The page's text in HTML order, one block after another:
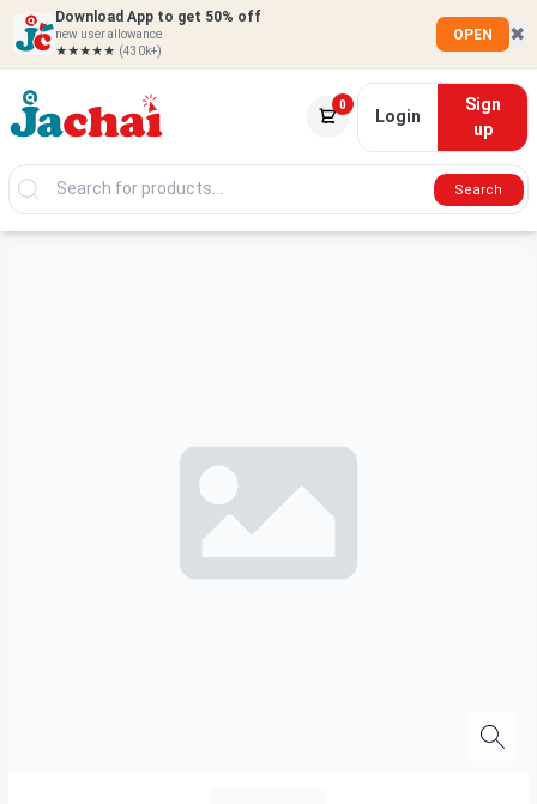
Download App to get 50% off
new user allowance
★★★★★ (430k+)
OPEN ✖
0
Login
Sign
up
Search